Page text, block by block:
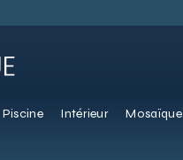
Piscine Intérieur Mosaïque